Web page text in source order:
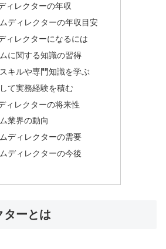
ィレクターの年収
ディレクターの年収目安
ィレクターになるには
に関する知識の習得
キルや専門知識を学ぶ
て実務経験を積む
ィレクターの将来性
業界の動向
ディレクターの需要
ディレクターの今後
ターとは